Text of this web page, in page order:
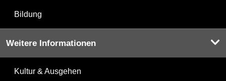
Bildung
Weitere Informationen
Kultur & Ausgehen